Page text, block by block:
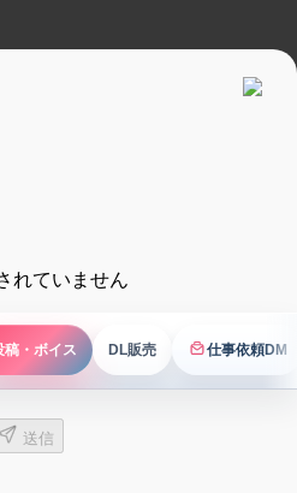
れていません
稿・ボイス DL販売 仕事依頼DM
送信